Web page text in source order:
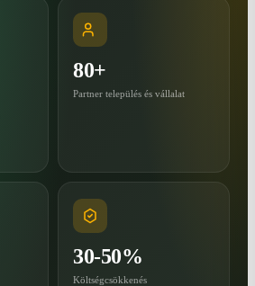
80+
Partner település és vállalat
30-50%
Költségcsökkenés